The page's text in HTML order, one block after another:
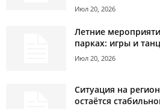
Июл 20, 2026
Летние
парках: игры и
Июл 20, 2026
Ситуация на
остаётся